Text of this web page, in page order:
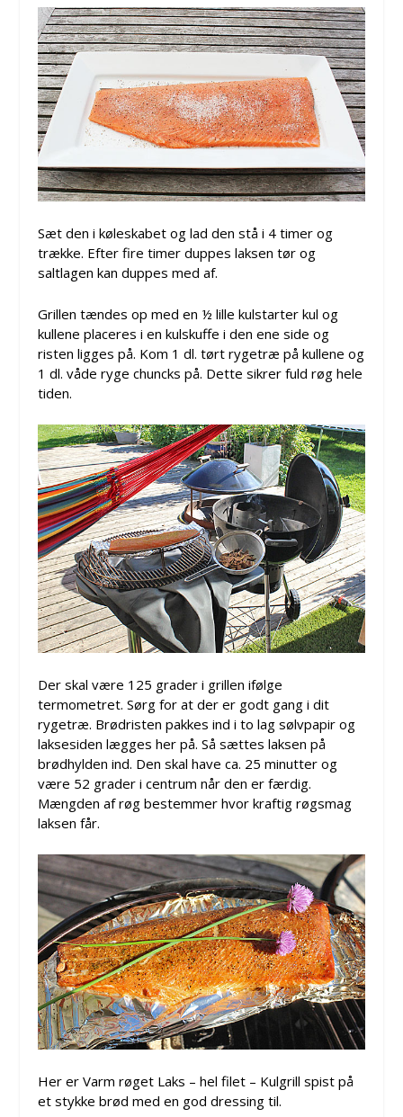
Sæt den i køleskabet og lad den stå i 4 timer og
trække. Efter fire timer duppes laksen tør og
saltlagen kan duppes med af.
Grillen tændes op med en ½ lille kulstarter kul og
kullene placeres i en kulskuffe i den ene side og
risten ligges på. Kom 1 dl. tørt rygetræ på kullene og
1 dl. våde ryge chuncks på. Dette sikrer fuld røg hele
tiden.
Der skal være 125 grader i grillen ifølge
termometret. Sørg for at der er godt gang i dit
rygetræ. Brødristen pakkes ind i to lag sølvpapir og
laksesiden lægges her på. Så sættes laksen på
brødhylden ind. Den skal have ca. 25 minutter og
være 52 grader i centrum når den er færdig.
Mængden af røg bestemmer hvor kraftig røgsmag
laksen får.
Her er Varm røget Laks – hel filet – Kulgrill spist på
et stykke brød med en god dressing til.